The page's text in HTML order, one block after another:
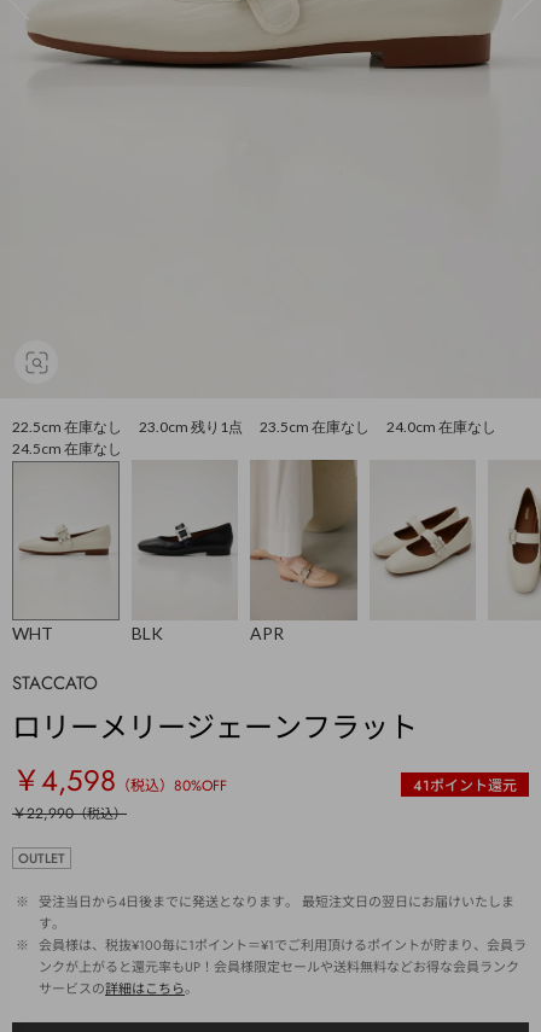
22.5cm 在庫なし 23.0cm 残り1点 23.5cm 在庫なし 24.0cm 在庫なし
24.5cm 在庫なし
WHT BLK APR
STACCATO
ロリーメリージェーンフラット
￥4,598 （税込） 80%OFF 41ポイント還元
￥22,990（税込）
OUTLET
※
受注当日から4日後までに発送となります。 最短注文日の翌日にお届けいたしま
す。
※ 会員様は、税抜¥100毎に1ポイント＝¥1でご利用頂けるポイントが貯まり、会員ラ
ンクが上がると還元率もUP！会員様限定セールや送料無料などお得な会員ランク
サービスの詳細はこちら。